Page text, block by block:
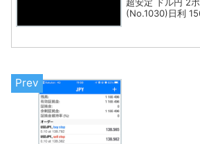
超安定 ドル円 2
(No.1030)日利